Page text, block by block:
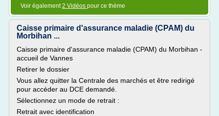
Voir également2 Vidéos pour ce thème
Caisse primaire d'assurance maladie (CPAM) du
Morbihan ...
Caisse primaire d'assurance maladie (CPAM) du Morbihan -
accueil de Vannes
Retirer le dossier
Vous allez quitter la Centrale des marchés et être redirigé
pour accéder au DCE demandé.
Sélectionnez un mode de retrait :
Retrait avec identification